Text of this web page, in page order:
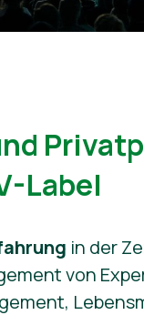
Label
in der
von